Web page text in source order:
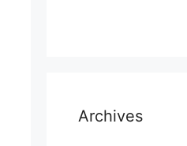
Archives